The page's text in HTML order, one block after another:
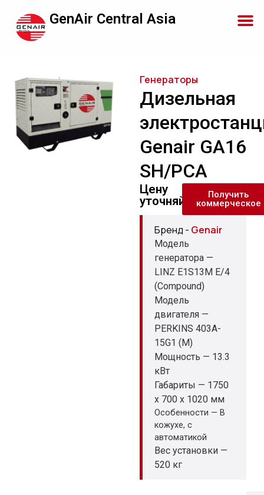
GenAir Central Asia
Генераторы
Дизельная
Genair GA16
SH/PCA
Цену
уточняйте
Получить
коммерческое
Бренд - Genair
Модель
генератора —
LINZ E1S13M E/4
(Compound)
Модель
двигателя —
PERKINS 403A-
15G1 (M)
Мощность — 13.3
кВт
Габариты — 1750
x 700 x 1020 мм
Особенности — В
кожухе, с
автоматикой
Вес установки —
520 кг